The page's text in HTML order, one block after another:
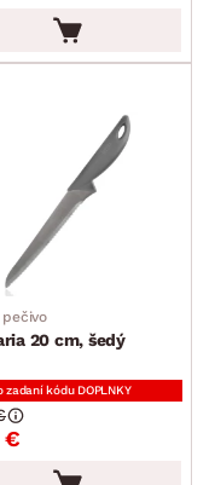
pečivo
20 cm, šedý
zadaní kódu DOPLNKY
€